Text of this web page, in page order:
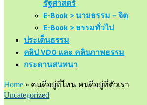
รัฐศาสตร์
E-Book > นามธรรม – จิต
E-Book > ธรรมทั่วไป
ประเด็นธรรม
คลิป VDO และ คลิบภาพธรรม
กระดานสนทนา
Home » คนดีอยู่ที่ไหน คนดีอยู่ที่ตัวเรา
Uncategorized